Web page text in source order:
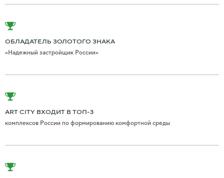
ОБЛАДАТЕЛЬ ЗОЛОТОГО ЗНАКА
«Надежный застройщик России»
ART CITY ВХОДИТ В ТОП-3
комплексов России по формированию комфортной среды